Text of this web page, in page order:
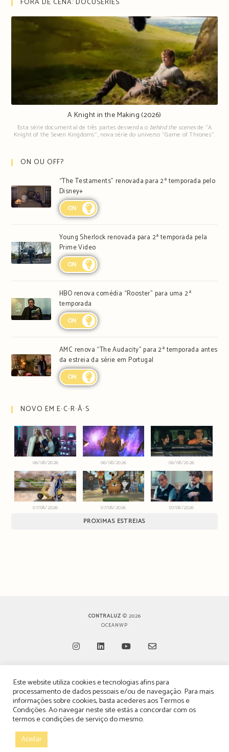
A Knight in the Making (2026)
Esta série documental de três partes desvenda o behind the scenesde "A
Knight of the Seven Kingdoms", nova série do universo "Game of Thrones".
ON OU OFF?
“The Testaments” renovada para 2ª temporada pelo
Disney+
ON
Young Sherlock renovada para 2ª temporada pela
Prime Video
ON
HBO renova comédia “Rooster” para uma 2ª
temporada
ON
AMC renova “The Audacity” para 2ª temporada antes
da estreia da série em Portugal
ON
NOVO EM E∙C∙R∙Ã∙S
06/08/2026 06/08/2026 06/08/2026
07/08/2026 07/08/2026 07/08/2026
PRÓXIMAS ESTREIAS
CONTRALUZ © 2026
OCEANWP
in
a
new
in
a
new
tab
in
a
new
in
a
new
TERMOS, CONDIÇÕES & POLÍTICA DE PRIVACIDADE
ESTATUTO EDITORIAL
POLÍTICA DE PUBLICIDADE E ANÚNCIOS
Este website utiliza cookies e tecnologias afins para
processamento de dados pessoais e/ou de navegação. Para mais
informações sobre cookies, basta acederes aosTermos e
Condições. Ao navegar neste site estás a concordar com os
termos e condições de serviço do mesmo.
Aceitar